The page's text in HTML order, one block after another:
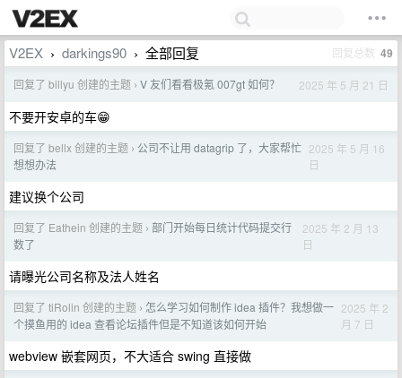
V2EX › darkings90 › 全部回复 回复总数 49
回复了 billyu 创建的主题 › V 友们看看极氪 007gt 如何？ 2025 年 5 月 21 日
不要开安卓的车😁
回复了 bellx 创建的主题 › 公司不让用 datagrip 了，大家帮忙
想想办法
2025 年 5 月 16
日
建议换个公司
回复了 Eathein 创建的主题 › 部门开始每日统计代码提交行
数了
2025 年 2 月 13
日
请曝光公司名称及法人姓名
回复了 tiRolin 创建的主题 › 怎么学习如何制作 idea 插件？我想做一
个摸鱼用的 idea 查看论坛插件但是不知道该如何开始
2025 年 2
月 7 日
webview 嵌套网页，不大适合 swing 直接做